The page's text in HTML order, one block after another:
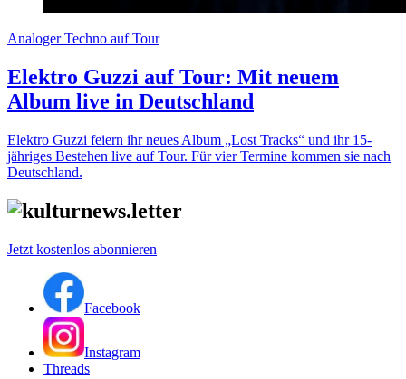
Analoger Techno auf Tour
Elektro Guzzi auf Tour: Mit neuem
Album live in Deutschland
Elektro Guzzi feiern ihr neues Album „Lost Tracks“ und ihr 15-
jähriges Bestehen live auf Tour. Für vier Termine kommen sie nach
Deutschland.
Jetzt kostenlos abonnieren
Facebook
Instagram
Threads